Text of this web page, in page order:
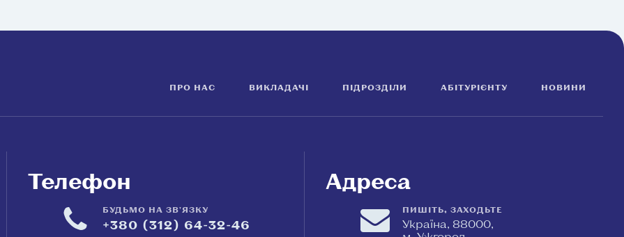
ПРО НАС ВИКЛАДАЧІ ПІДРОЗДІЛИ АБІТУРІЄНТУ НОВИНИ
Телефон
БУДЬМО НА ЗВ'ЯЗКУ
+380 (312) 64-32-46
Адреса
ПИШІТЬ, ЗАХОДЬТЕ
Україна, 88000,